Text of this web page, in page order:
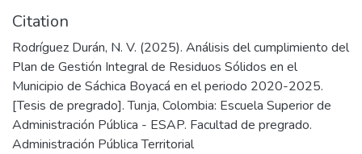
Citation
Rodríguez Durán, N. V. (2025). Análisis del cumplimiento del
Plan de Gestión Integral de Residuos Sólidos en el
Municipio de Sáchica Boyacá en el periodo 2020-2025.
[Tesis de pregrado]. Tunja, Colombia: Escuela Superior de
Administración Pública - ESAP. Facultad de pregrado.
Administración Pública Territorial